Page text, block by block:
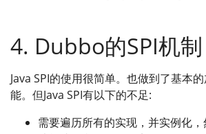
4. Dubbo的SPI机制
Java SPI的使用很简单。也做到了基本
能。但Java SPI有以下的不足:
需要遍历所有的实现，并实例化